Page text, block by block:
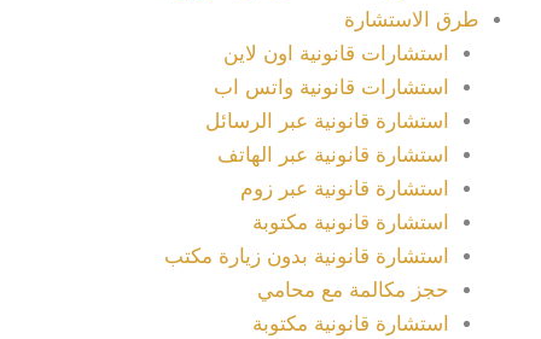
طرق الاستشارة
استشارات قانونية اون لاين
استشارات قانونية واتس اب
استشارة قانونية عبر الرسائل
استشارة قانونية عبر الهاتف
استشارة قانونية عبر زوم
استشارة قانونية مكتوبة
استشارة قانونية بدون زيارة مكتب
حجز مكالمة مع محامي
استشارة قانونية مكتوبة